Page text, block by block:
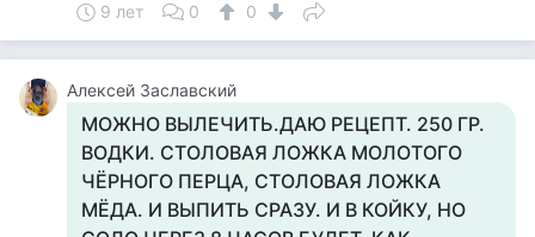
9 лет 0 0
Алексей Заславский
МОЖНО ВЫЛЕЧИТЬ.ДАЮ РЕЦЕПТ. 250 ГР.
ВОДКИ. СТОЛОВАЯ ЛОЖКА МОЛОТОГО
ЧЁРНОГО ПЕРЦА, СТОЛОВАЯ ЛОЖКА
МЁДА. И ВЫПИТЬ СРАЗУ. И В КОЙКУ, НО